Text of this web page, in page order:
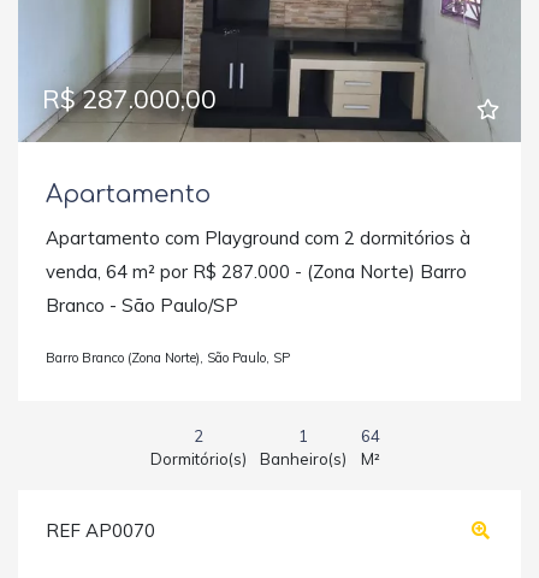
R$ 287.000,00
Apartamento
Apartamento com Playground com 2 dormitórios à
venda, 64 m² por R$ 287.000 - (Zona Norte) Barro
Branco - São Paulo/SP
Barro Branco (Zona Norte), São Paulo, SP
2
Dormitório(s)
1
Banheiro(s)
64
M²
REF AP0070